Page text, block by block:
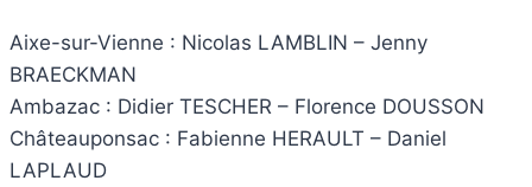
Aixe-sur-Vienne : Nicolas LAMBLIN – Jenny
BRAECKMAN
Ambazac : Didier TESCHER – Florence DOUSSON
Châteauponsac : Fabienne HERAULT – Daniel
LAPLAUD